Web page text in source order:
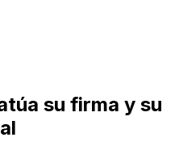
su firma y su